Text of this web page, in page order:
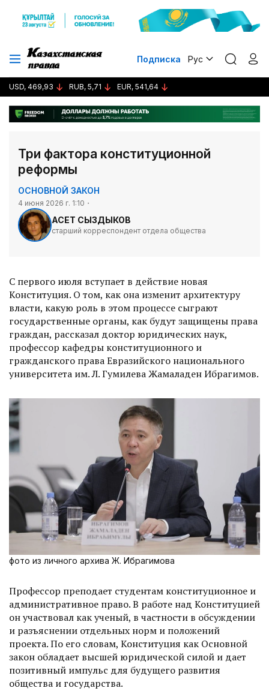
Подписка Рус
USD, 469,93 RUB, 5,71 EUR, 541,64
Три фактора конституционной
реформы
ОСНОВНОЙ ЗАКОН
4 июня 2026 г. 1:10
АСЕТ СЫЗДЫКОВ
старший корреспондент отдела общества
С первого июля вступает в действие новая
Конституция. О том, как она изменит архитектуру
власти, какую роль в этом процессе сыграют
государственные органы, как будут защищены права
граждан, рассказал доктор юридических наук,
профессор кафедры конс­титуционного и
гражданского права Евразийского национального
университета им. Л. Гумилева Жамаладен Ибрагимов.
фото из личного архива Ж. Ибрагимова
Профессор преподает студентам конституционное и
админист­ративное право. В работе над Конституцией
он участвовал как ученый, в частности в обсуждении
и разъяснении отдельных норм и положений
проекта. По его словам, Конституция как Основной
закон обладает высшей юридической силой и дает
позитивный импульс для будущего развития
общества и государства.